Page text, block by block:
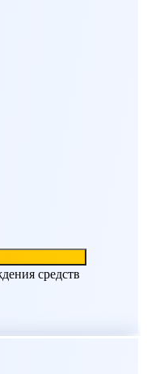
средств